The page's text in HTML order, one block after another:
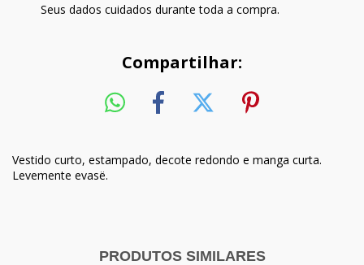
Seus dados cuidados durante toda a compra.
Compartilhar:
Vestido curto, estampado, decote redondo e manga curta.
Levemente evasë.
PRODUTOS SIMILARES